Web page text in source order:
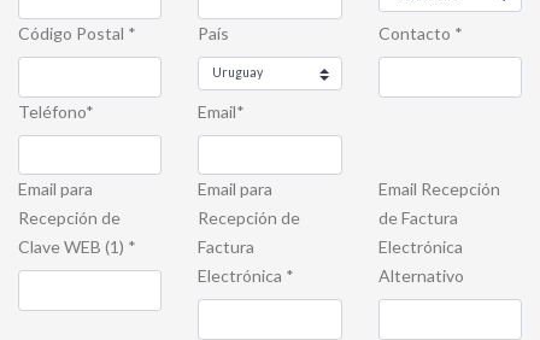
Código Postal * País Contacto *
Teléfono* Email*
Email para
Recepción de
Clave WEB (1) *
Email para
Recepción de
Factura
Electrónica *
Email Recepción
de Factura
Electrónica
Alternativo